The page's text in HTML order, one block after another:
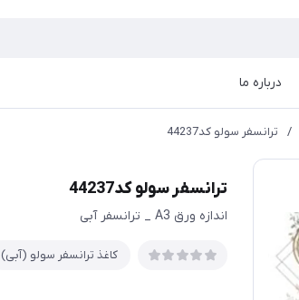
درباره ما
/ ترانسفر سولو کد44237
ترانسفر سولو کد44237
اندازه ورق A3 _ ترانسفر آبی
کاغذ ترانسفر سولو (آبی)